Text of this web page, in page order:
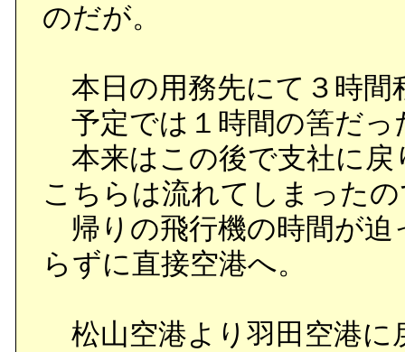
のだが。
本日の用務先にて３時間
予定では１時間の筈だっ
本来はこの後で支社に戻
こちらは流れてしまった
帰りの飛行機の時間が迫
らずに直接空港へ。
松山空港より羽田空港に